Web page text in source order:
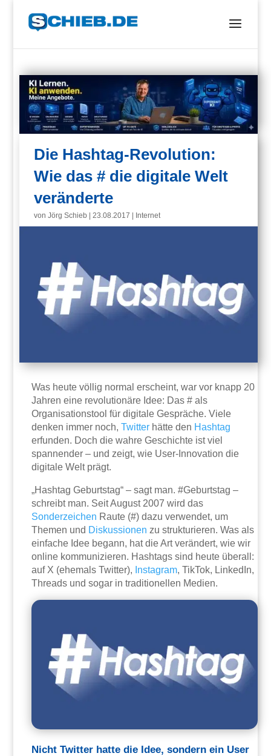
Die Hashtag-Revolution:
Wie das # die digitale Welt
veränderte
vonJörg Schieb |23.08.2017 Internet
Was heute völlig normal erscheint, war vor knapp 20
Jahren eine revolutionäre Idee: Das # als
Organisationstool für digitale Gespräche. Viele
denken immer noch,Twitter hätte den Hashtag
erfunden. Doch die wahre Geschichte ist viel
spannender – und zeigt, wie User-Innovation die
digitale Welt prägt.
„Hashtag Geburtstag“ – sagt man. #Geburtstag –
schreibt man. Seit August 2007 wird das
Sonderzeichen Raute (#) dazu verwendet, um
Themen und Diskussionen zu strukturieren. Was als
einfache Idee begann, hat die Art verändert, wie wir
online kommunizieren. Hashtags sind heute überall:
auf X (ehemals Twitter), Instagram, TikTok, LinkedIn,
Threads und sogar in traditionellen Medien.
Nicht Twitter hatte die Idee, sondern ein User